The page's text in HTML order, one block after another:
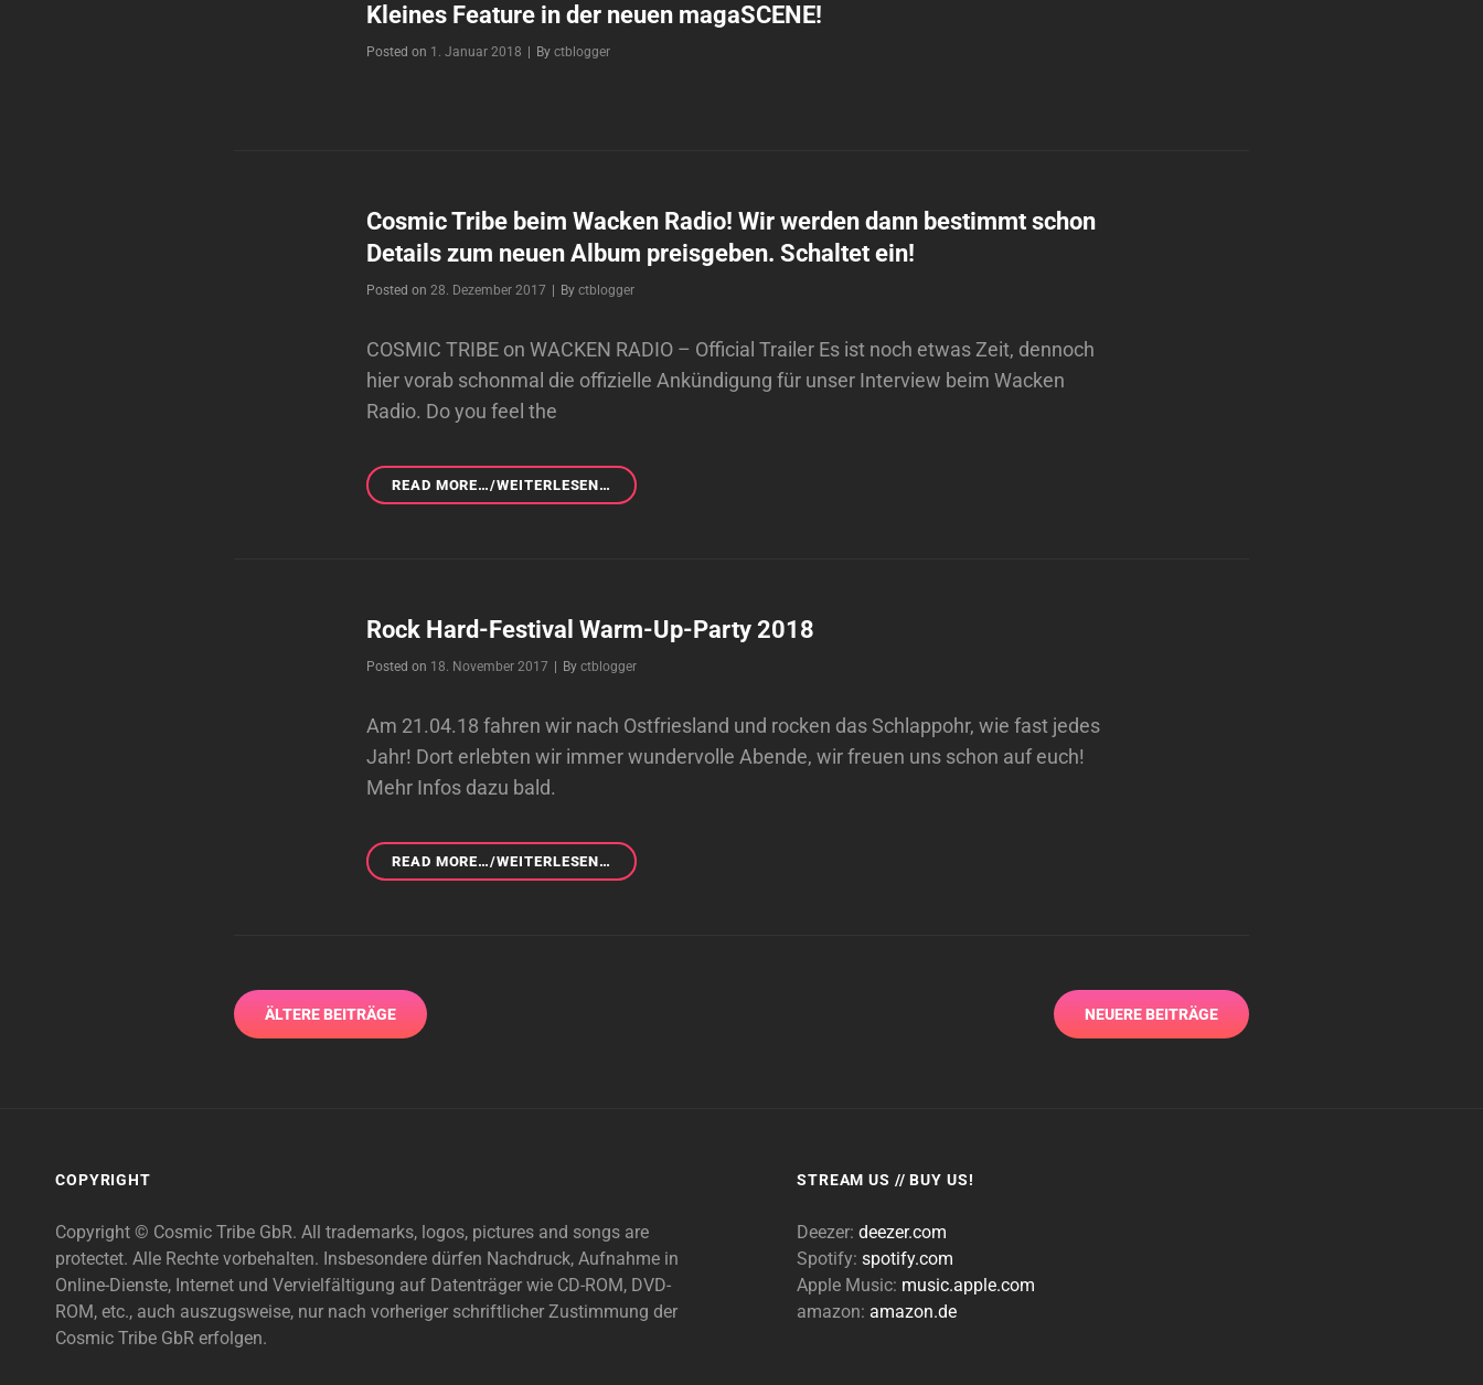
Kleines Feature in der neuen magaSCENE!
Posted on 1. Januar 2018 By Byline
ctblogger
Cosmic Tribe beim Wacken Radio! Wir werden dann bestimmt schon
Details zum neuen Album preisgeben. Schaltet ein!
Posted on 28. Dezember 2017 By Byline
ctblogger
COSMIC TRIBE on WACKEN RADIO – Official Trailer Es ist noch etwas Zeit, dennoch
hier vorab schonmal die offizielle Ankündigung für unser Interview beim Wacken
Radio. Do you feel the
READ MORE…/WEITERLESEN… COSMIC
TRIBE
WERDEN
BESTIMMT
DETAILS
NEUEN
EIN!
Rock Hard-Festival Warm-Up-Party 2018
Posted on 18. November 2017 By Byline
ctblogger
Am 21.04.18 fahren wir nach Ostfriesland und rocken das Schlappohr, wie fast jedes
Jahr! Dort erlebten wir immer wundervolle Abende, wir freuen uns schon auf euch!
Mehr Infos dazu bald.
READ MORE…/WEITERLESEN… ROCK
HARD-
Beitragsnavigation
ÄLTERE BEITRÄGE NEUERE BEITRÄGE
COPYRIGHT
Copyright © Cosmic Tribe GbR. All trademarks, logos, pictures and songs are
protectet. Alle Rechte vorbehalten. Insbesondere dürfen Nachdruck, Aufnahme in
Online-Dienste, Internet und Vervielfältigung auf Datenträger wie CD-ROM, DVD-
ROM, etc., auch auszugsweise, nur nach vorheriger schriftlicher Zustimmung der
Cosmic Tribe GbR erfolgen.
STREAM US // BUY US!
Deezer: deezer.com
Spotify: spotify.com
Apple Music: music.apple.com
amazon: amazon.de